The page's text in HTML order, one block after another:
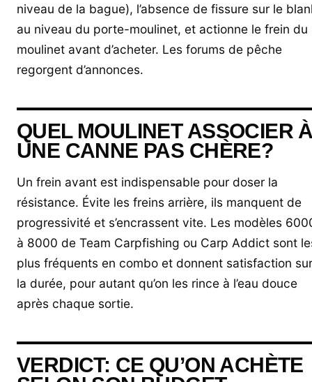
niveau de la bague), l’absence de fissure sur le
au niveau du porte-moulinet, et actionne le frein du
moulinet avant d’acheter. Les forums de pêche
regorgent d’annonces.
QUEL MOULINET ASSOCIER
UNE CANNE PAS CHÈRE?
Un frein avant est indispensable pour doser la
résistance. Évite les freins arrière, ils manquent de
progressivité et s’encrassent vite. Les modèles
à 8000 de Team Carpfishing ou Carp Addict sont
plus fréquents en combo et donnent satisfaction sur
la durée, pour autant qu’on les rince à l’eau douce
après chaque sortie.
VERDICT: CE QU’ON ACHÈTE